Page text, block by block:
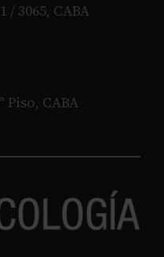
3065, CABA
Piso, CABA